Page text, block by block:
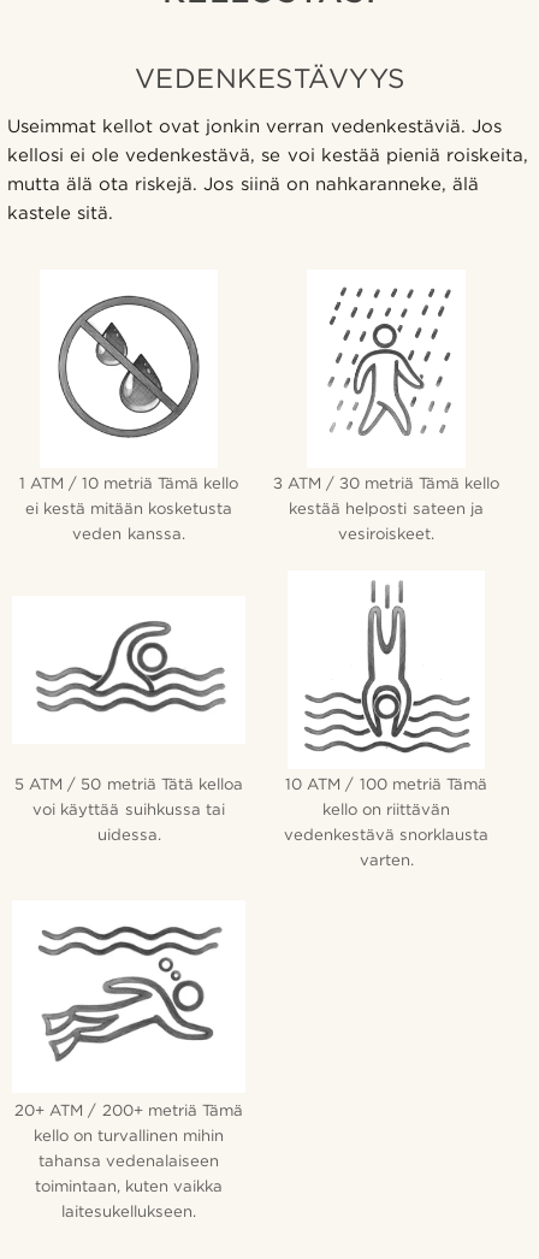
VEDENKESTÄVYYS
Useimmat kellot ovat jonkin verran vedenkestäviä. Jos
kellosi ei ole vedenkestävä, se voi kestää pieniä roiskeita,
mutta älä ota riskejä. Jos siinä on nahkaranneke, älä
kastele sitä.
1 ATM / 10 metriä Tämä kello
ei kestä mitään kosketusta
veden kanssa.
3 ATM / 30 metriä Tämä kello
kestää helposti sateen ja
vesiroiskeet.
5 ATM / 50 metriä Tätä kelloa
voi käyttää suihkussa tai
uidessa.
10 ATM / 100 metriä Tämä
kello on riittävän
vedenkestävä snorklausta
varten.
20+ ATM / 200+ metriä Tämä
kello on turvallinen mihin
tahansa vedenalaiseen
toimintaan, kuten vaikka
laitesukellukseen.